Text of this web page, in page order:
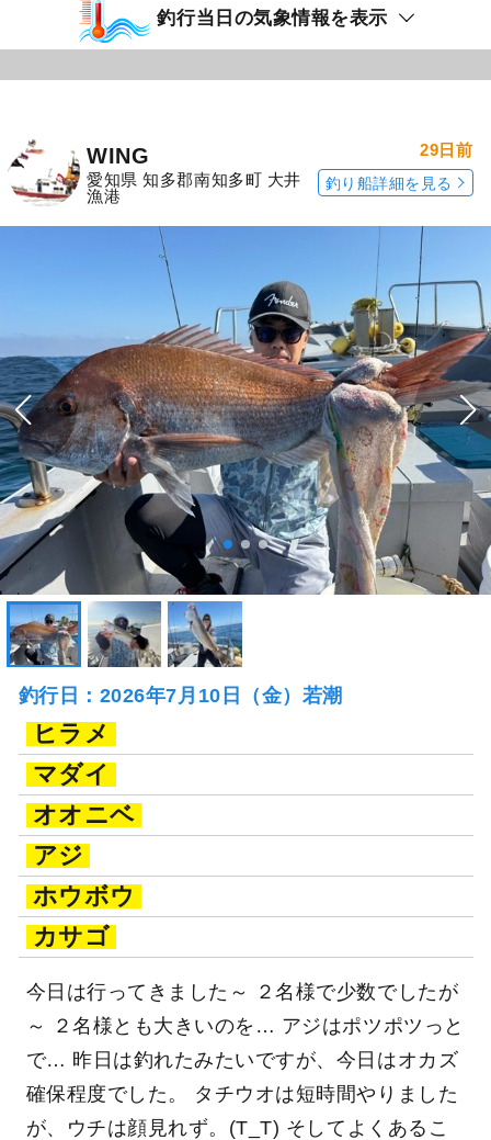
釣行当日の気象情報を表示
WING
愛知県 知多郡南知多町 大井
漁港
29日前
釣り船詳細を見る
釣行日：2026年7月10日（金）若潮
ヒラメ
マダイ
オオニベ
アジ
ホウボウ
カサゴ
今日は行ってきました～ ２名様で少数でしたが
～ ２名様とも大きいのを… アジはポツポツっと
で… 昨日は釣れたみたいですが、今日はオカズ
確保程度でした。 タチウオは短時間やりました
が、ウチは顔見れず。(T_T) そしてよくあるこ